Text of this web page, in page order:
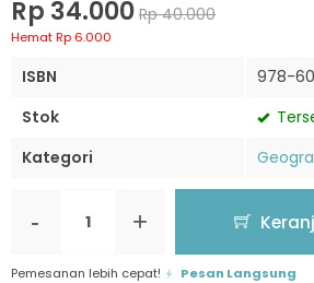
Rp 34.000 Rp 40.000
Hemat Rp 6.000
ISBN
978-
Stok
Kategori
- +
Pemesanan lebih cepat! Pesan Langsung